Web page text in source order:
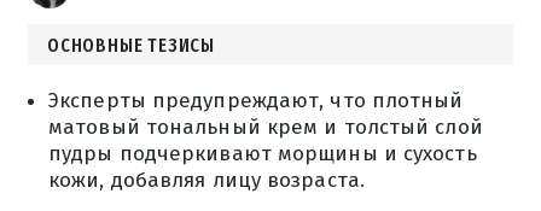
ОСНОВНЫЕ ТЕЗИСЫ
Эксперты предупреждают, что плотный
матовый тональный крем и толстый слой
пудры подчеркивают морщины и сухость
кожи, добавляя лицу возраста.